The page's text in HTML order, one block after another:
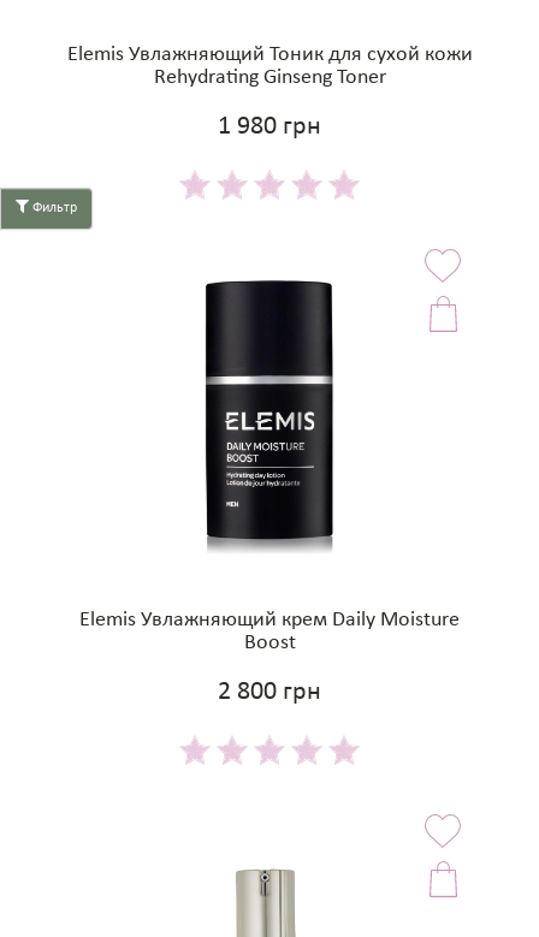
Elemis Увлажняющий Тоник для сухой кожи
Rehydrating Ginseng Toner
1 980 грн
Elemis Увлажняющий крем Daily Moisture
Boost
2 800 грн
Фильтр